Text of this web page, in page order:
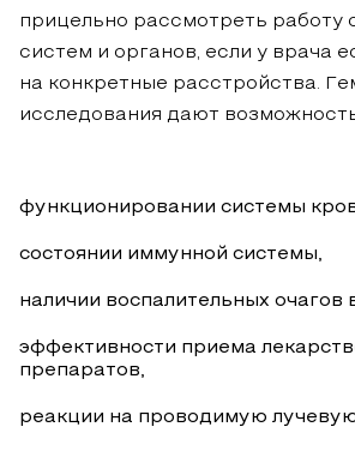
прицельно рассмотреть работу
систем и органов, если у врача
на конкретные расстройства.
исследования дают
функционировании системы
состоянии иммунной системы,
наличии воспалительных очагов
эффективности приема
препаратов,
реакции на проводимую